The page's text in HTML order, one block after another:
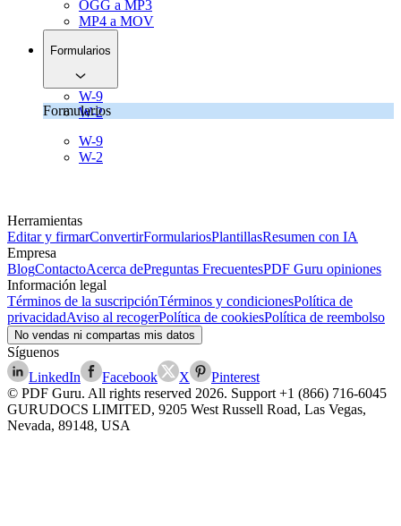
OGG a MP3
MP4 a MOV
Formularios
W-9
W-2
Formularios
W-9
W-2
Herramientas
Editar y firmarConvertirFormulariosPlantillasResumen con IA
Empresa
BlogContactoAcerca dePreguntas FrecuentesPDF Guru opiniones
Información legal
Términos de la suscripciónTérminos y condicionesPolítica de
privacidadAviso al recogerPolítica de cookiesPolítica de reembolso
No vendas ni compartas mis datos
Síguenos
LinkedIn
Facebook X
Pinterest
© PDF Guru. All rights reserved 2026. Support +1 (866) 716-6045
GURUDOCS LIMITED, 9205 West Russell Road, Las Vegas,
Nevada, 89148, USA